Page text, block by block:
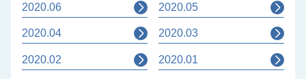
2020.06 2020.05
2020.04 2020.03
2020.02 2020.01